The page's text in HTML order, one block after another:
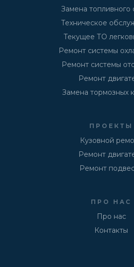
Замена топливного
Техническое
Текущее ТО
Ремонт системы
Ремонт системы
Ремонт
Замена тормозных
ПРОЕКТЫ
Кузовной
Ремонт
Ремонт
ПРО НАС
Про нас
Контакты